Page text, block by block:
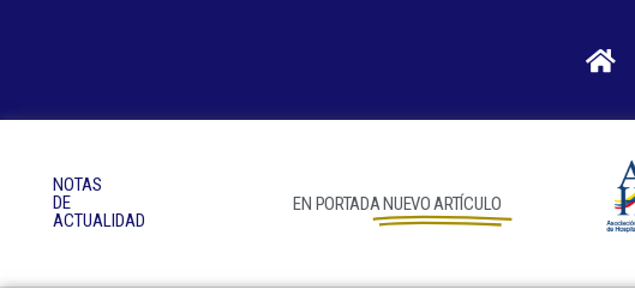
NOTAS
DE
ACTUALIDAD
EN PORTADANUEVO ARTÍCULO